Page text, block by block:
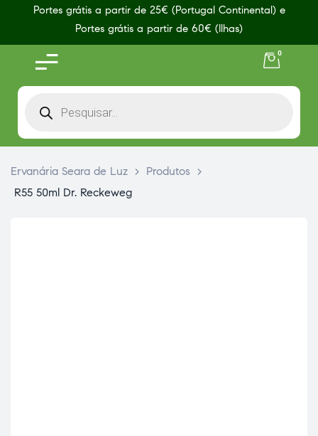
Portes grátis a partir de 25€ (Portugal Continental) e
Portes grátis a partir de 60€ (Ilhas)
0
Ervanária Seara de Luz > Produtos
>
R55 50ml Dr. Reckeweg